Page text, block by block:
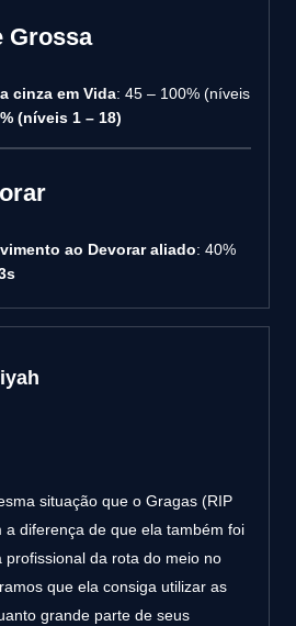
Grossa
cinza em Vida: 45 – 100% (níveis
(níveis 1 – 18)
ao Devorar aliado: 40%
situação que o Gragas (RIP
a diferença de que ela também foi
profissional da rota do meio no
que ela consiga utilizar as
grande parte de seus